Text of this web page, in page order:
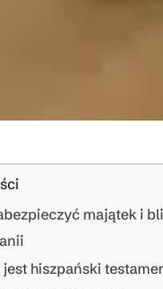
majątek i
jest hiszpański